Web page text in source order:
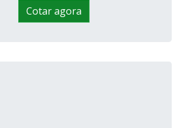
Cotar agora